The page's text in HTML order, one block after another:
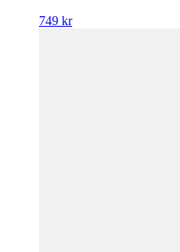
749 kr